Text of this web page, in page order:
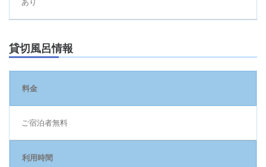
あり
貸切風呂情報
料金
ご宿泊者無料
利用時間